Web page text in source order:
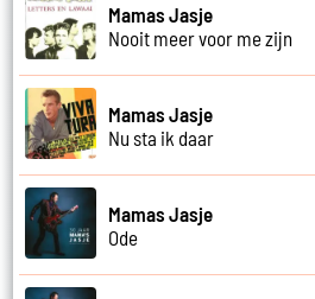
Mamas Jasje
Nooit meer voor me zijn
Mamas Jasje
Nu sta ik daar
Mamas Jasje
Ode